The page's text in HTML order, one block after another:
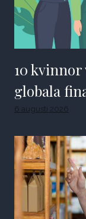
10
globala
6 augusti 2026